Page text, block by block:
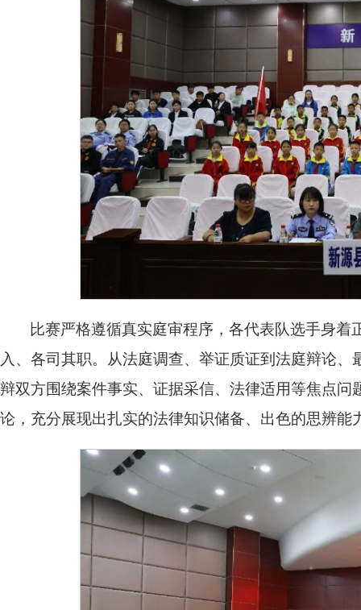
比赛严格遵循真实庭审程序，各代表队选手身
入、各司其职。从法庭调查、举证质证到法庭辩论
辩双方围绕案件事实、证据采信、法律适用等焦点
论，充分展现出扎实的法律知识储备、出色的思辨